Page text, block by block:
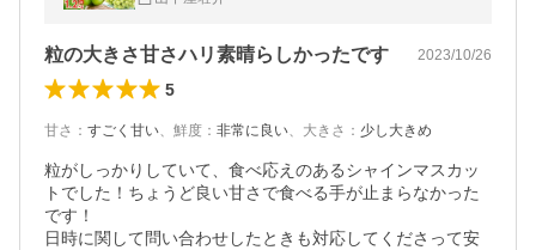
超PayPay祭
粒の大きさ甘さハリ素晴らしかったです 2023/10/26
5
甘さ ： すごく甘い、 鮮度 ： 非常に良い、 大きさ ： 少し大きめ
粒がしっかりしていて、食べ応えのあるシャインマスカッ
トでした！ちょうど良い甘さで食べる手が止まらなかった
です！
日時に関して問い合わせしたときも対応してくださって安